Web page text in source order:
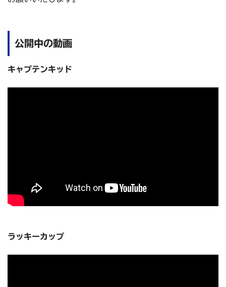
公開中の動画
キャプテンキッド
ラッキーカップ